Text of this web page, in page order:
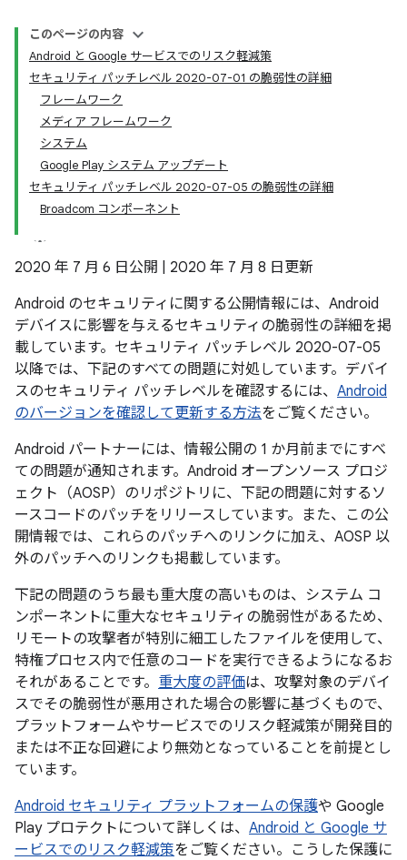
このページの内容
Android と Google サービスでのリスク軽減策
セキュリティ パッチレベル 2020-07-01 の脆弱性の詳細
フレームワーク
メディア フレームワーク
システム
Google Play システム アップデート
セキュリティ パッチレベル 2020-07-05 の脆弱性の詳細
Broadcom コンポーネント
2020 年 7 月 6 日公開 | 2020 年 7 月 8 日更新
Android のセキュリティに関する公開情報には、Android
デバイスに影響を与えるセキュリティの脆弱性の詳細を掲
載しています。セキュリティ パッチレベル 2020-07-05
以降では、下記のすべての問題に対処しています。デバイ
スのセキュリティ パッチレベルを確認するには、 Android
のバージョンを確認して更新する方法をご覧ください。
Android パートナーには、情報公開の 1 か月前までにすべ
ての問題が通知されます。Android オープンソース プロジ
ェクト（AOSP）のリポジトリに、下記の問題に対するソ
ースコードのパッチをリリースしています。また、この公
開情報では、これらのパッチへのリンクに加え、AOSP 以
外のパッチへのリンクも掲載しています。
下記の問題のうち最も重大度の高いものは、システム コ
ンポーネントに重大なセキュリティの脆弱性があるため、
リモートの攻撃者が特別に細工したファイルを使用して、
特権プロセス内で任意のコードを実行できるようになるお
それがあることです。 重大度の評価は、攻撃対象のデバイ
スでその脆弱性が悪用された場合の影響に基づくもので、
プラットフォームやサービスでのリスク軽減策が開発目的
または不正な回避により無効となっていることを前提とし
ています。
Android セキュリティ プラットフォームの保護や Google
Play プロテクトについて詳しくは、 Android と Google サ
ービスでのリスク軽減策をご覧ください。こうした保護に